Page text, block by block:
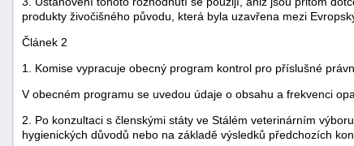
produkty živočišného původu, která byla uzavřena mezi
Článek 2
1. Komise vypracuje obecný program kontrol pro příslušné
V obecném programu se uvedou údaje o obsahu a frekvenci
2. Po konzultaci s členskými státy ve Stálém veterinárním
hygienických důvodů nebo na základě výsledků předchozích